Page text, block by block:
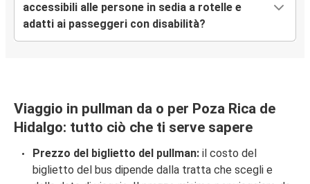
accessibili alle persone in sedia a rotelle e
adatti ai passeggeri con disabilità?
Viaggio in pullman da o per Poza Rica de
Hidalgo: tutto ciò che ti serve sapere
Prezzo del biglietto del pullman: il costo del
biglietto del bus dipende dalla tratta che scegli e